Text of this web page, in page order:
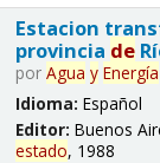
Estacion
provincia de
por Agua y Energía
Idioma: Español
Editor: Buenos
estado, 1988